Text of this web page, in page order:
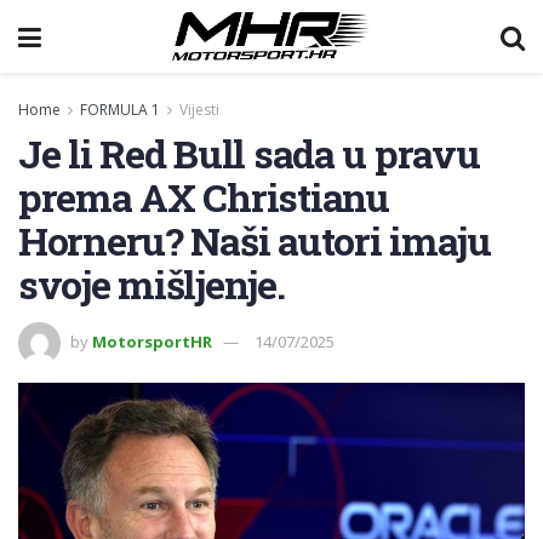
Home FORMULA 1 Vijesti
Je li Red Bull sada u pravu
prema AX Christianu
Horneru? Naši autori imaju
svoje mišljenje.
by MotorsportHR 14/07/2025